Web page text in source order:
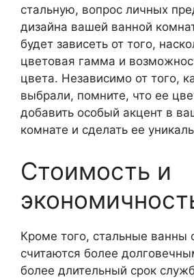
стальную, вопрос личных
дизайна вашей ванной
будет зависеть от того,
цветовая гамма и
цвета. Независимо от того,
выбрали, помните, что ее
добавить особый акцент в
комнате и сделать ее
Стоимость и
Кроме того, стальные ванны
считаются более
более длительный срок